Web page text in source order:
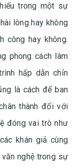
trong một sự
lòng hay không
công hay không.
phong cách làm
hấp dẫn chỉn
là cách để ban
thành đối với
đóng vai trò như
khán giả cùng
nghệ trong sự